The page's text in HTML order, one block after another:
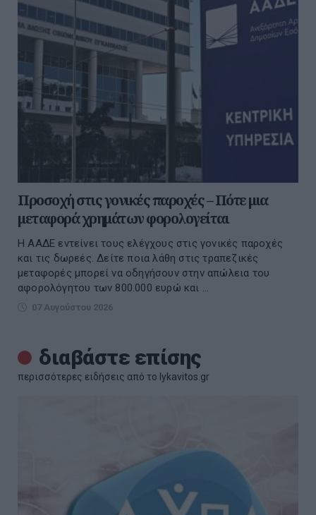
Προσοχή στις γονικές παροχές – Πότε μια
μεταφορά χρημάτων φορολογείται
Η ΑΑΔΕ εντείνει τους ελέγχους στις γονικές παροχές
και τις δωρεές. Δείτε ποια λάθη στις τραπεζικές
μεταφορές μπορεί να οδηγήσουν στην απώλεια του
αφορολόγητου των 800.000 ευρώ και ...
07 Αυγούστου 2026
διαβάστε επίσης
περισσότερες ειδήσεις από το lykavitos.gr